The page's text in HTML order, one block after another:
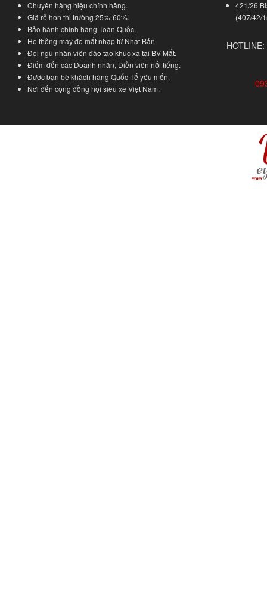
Chuyên hàng hiệu chính hãng.
Giá rẻ hơn thị trường 25%-60%.
Bảo hành chính hãng Toàn Quốc.
Hệ thống máy đo mắt nhập từ Nhật Bản.
Đội ngũ nhân viên đào tạo khúc xạ tại BV Mắt.
Điểm đến các Doanh nhân, Diễn viên nổi tiếng.
Được bạn bè khách hàng Quốc Tế yêu mến.
Nơi đến cộng đồng hội siêu xe Việt Nam.
421/26
(407/42/
HOTLINE: